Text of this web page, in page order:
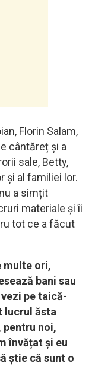
Florin Salam,
cântăreț și a
sale, Betty,
și al familiei lor.
a simțit
materiale și îi
tot ce a făcut
multe ori,
bani sau
pe taică-
lucrul ăsta
pentru noi,
învățat și eu
știe că sunt o